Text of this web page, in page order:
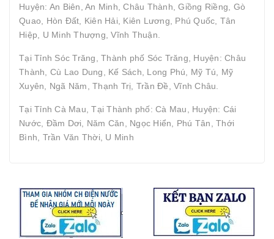
Huyện: An Biên, An Minh, Châu Thành, Giồng Riềng, Gò
Quao, Hòn Đất, Kiên Hải, Kiên Lương, Phú Quốc, Tân
Hiệp, U Minh Thượng, Vĩnh Thuận.
Tại Tỉnh Sóc Trăng, Thành phố Sóc Trăng, Huyện: Châu
Thành, Cù Lao Dung, Kế Sách, Long Phú, Mỹ Tú, Mỹ
Xuyên, Ngã Năm, Thạnh Trị, Trần Đề, Vĩnh Châu.
Tại Tỉnh Cà Mau, Tại Thành phố: Cà Mau, Huyện: Cái
Nước, Đầm Dơi, Năm Căn, Ngọc Hiển, Phú Tân, Thới
Bình, Trần Văn Thời, U Minh